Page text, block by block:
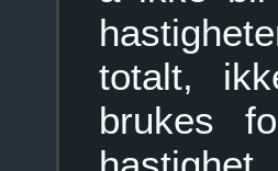
totalt,
brukes